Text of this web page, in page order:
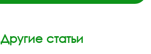
Другие статьи